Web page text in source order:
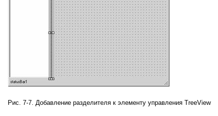
Рис. 7-7. Добавление разделителя к элементу управления TreeView